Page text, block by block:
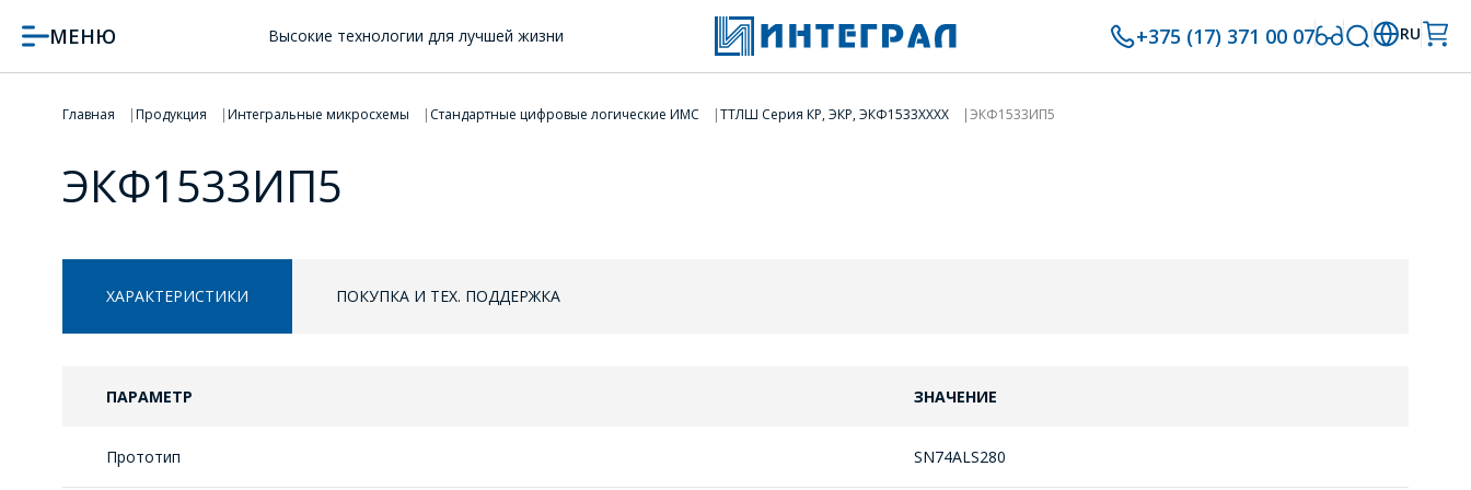
МЕНЮ Высокие технологии для лучшей жизни +375 (17) 371 00 07 RU
Главная Продукция Интегральные микросхемы Стандартные цифровые логические ИМС ТТЛШ Серия КР, ЭКР, ЭКФ1533XXXХ ЭКФ1533ИП5
ЭКФ1533ИП5
ХАРАКТЕРИСТИКИ ПОКУПКА И ТЕХ. ПОДДЕРЖКА
ПАРАМЕТР ЗНАЧЕНИЕ
Прототип SN74ALS280